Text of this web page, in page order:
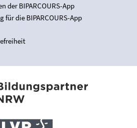
der BIPARCOURS-App
für die BIPARCOURS-App